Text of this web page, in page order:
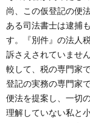
尚、この仮登記の便
ある司法書士は逮捕
す。『別件』の法人
訴さえされていませ
較して、税の専門家
登記の実務の専門家
便法を提案し、一切
理解していない私と